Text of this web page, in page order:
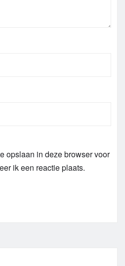
opslaan in deze browser voor
ik een reactie plaats.